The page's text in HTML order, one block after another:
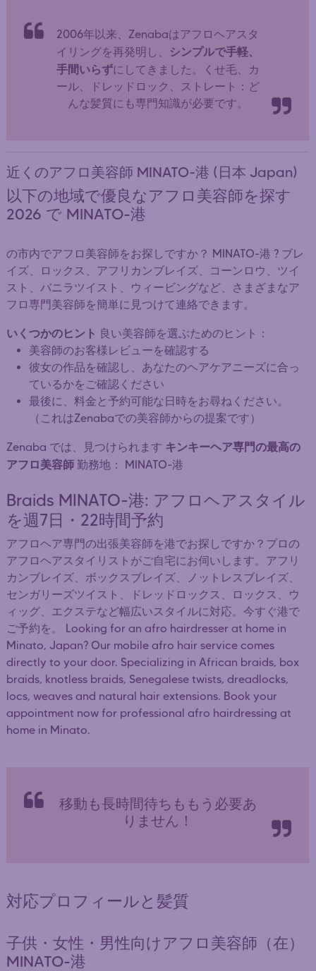
2006年以来、Zenabaはアフロヘアスタ
イリングを再発明し、
シンプルで手軽、
手間いらずにしてきました。くせ毛、カ
ール、ドレッドロック、ストレート：ど
んな髪質にも専門知識が必要です。
近くのアフロ美容師 MINATO-港 (日本 Japan)
以下の地域で優良なアフロ美容師を探す
2026 で MINATO-港
の市内でアフロ美容師をお探しですか？ MINATO-港 ? ブレ
イズ、ロックス、アフリカンブレイズ、コーンロウ、ツイ
スト、バニラツイスト、ウィービングなど、さまざまなア
フロ専門美容師を簡単に見つけて連絡できます。
いくつかのヒント 良い美容師を選ぶためのヒント：
美容師のお客様レビューを確認する
彼女の作品を確認し、あなたのヘアケアニーズに合っ
ているかをご確認ください
最後に、料金と予約可能な日時をお尋ねください。
（これはZenabaでの美容師からの提案です）
Zenaba では、見つけられます キンキーヘア専門の最高の
アフロ美容師 勤務地： MINATO-港
Braids MINATO-港: アフロヘアスタイル
を週7日・22時間予約
アフロヘア専門の出張美容師を港でお探しですか？プロの
アフロヘアスタイリストがご自宅にお伺いします。アフリ
カンブレイズ、ボックスブレイズ、ノットレスブレイズ、
センガリーズツイスト、ドレッドロックス、ロックス、ウ
ィッグ、エクステなど幅広いスタイルに対応。今すぐ港で
ご予約を。 Looking for an afro hairdresser at home in
Minato, Japan? Our mobile afro hair service comes
directly to your door. Specializing in African braids, box
braids, knotless braids, Senegalese twists, dreadlocks,
locs, weaves and natural hair extensions. Book your
appointment now for professional afro hairdressing at
home in Minato.
移動も長時間待ちももう必要あ
りません！
対応プロフィールと髪質
子供・女性・男性向けアフロ美容師（在）
MINATO-港